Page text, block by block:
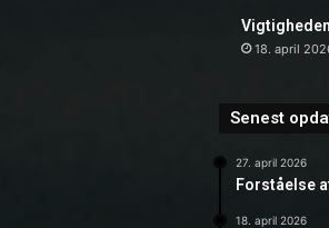
18. april
Senest
27. april 2026
Forståelse
18. april 2026